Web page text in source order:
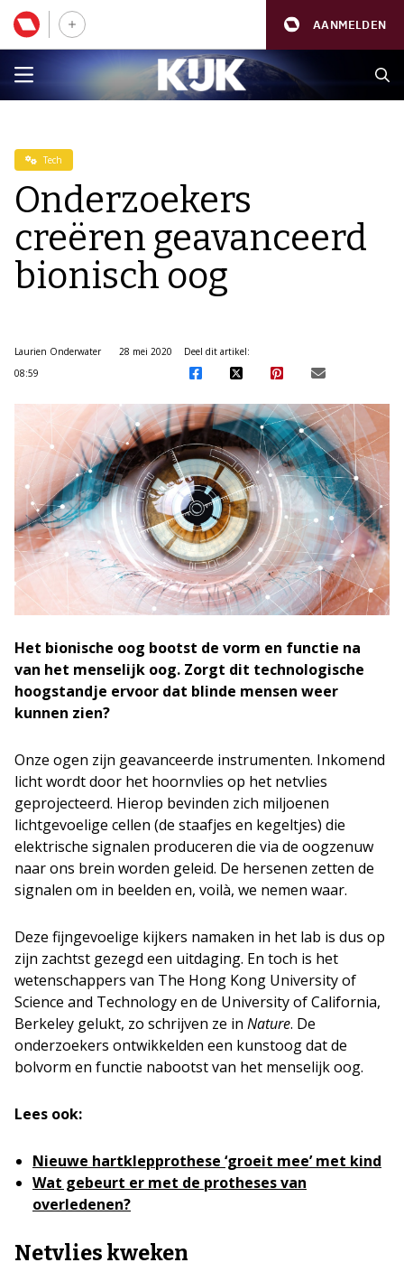
AANMELDEN
Tech
Onderzoekers
creëren geavanceerd
bionisch oog
Laurien Onderwater
28 mei 2020
08:59
Deel dit artikel:
Het bionische oog bootst de vorm en functie na
van het menselijk oog. Zorgt dit technologische
hoogstandje ervoor dat blinde mensen weer
kunnen zien?
Onze ogen zijn geavanceerde instrumenten. Inkomend
licht wordt door het hoornvlies op het netvlies
geprojecteerd. Hierop bevinden zich miljoenen
lichtgevoelige cellen (de staafjes en kegeltjes) die
elektrische signalen produceren die via de oogzenuw
naar ons brein worden geleid. De hersenen zetten de
signalen om in beelden en, voilà, we nemen waar.
Deze fijngevoelige kijkers namaken in het lab is dus op
zijn zachtst gezegd een uitdaging. En toch is het
wetenschappers van The Hong Kong University of
Science and Technology en de University of California,
Berkeley gelukt, zo schrijven ze in Nature. De
onderzoekers ontwikkelden een kunstoog dat de
bolvorm en functie nabootst van het menselijk oog.
Lees ook:
Nieuwe hartklepprothese ‘groeit mee’ met kind
Wat gebeurt er met de protheses van
overledenen?
Netvlies kweken